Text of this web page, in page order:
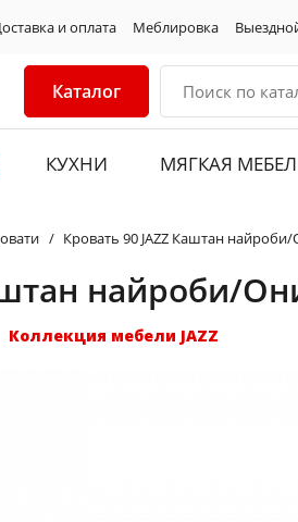
и оплата Меблировка
Каталог
КУХНИ МЯГКАЯ
Кровать 90 JAZZ Каштан
найроби/
Коллекция мебели JAZZ